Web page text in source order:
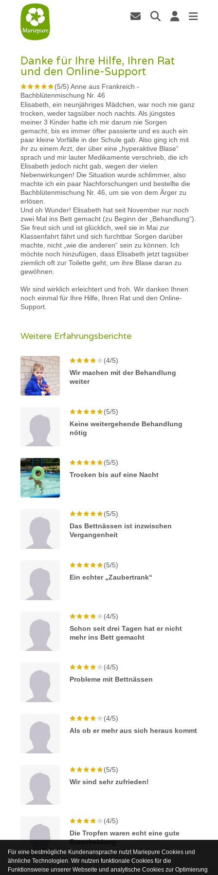
Danke für Ihre Hilfe, Ihren Rat
und den Online-Support
(5/5)Anne aus Frankreich -
Bachblütenmischung Nr. 46
Elisabeth, ein neunjähriges Mädchen, war noch nie ganz
trocken, weder tagsüber noch nachts. Als jüngstes
meiner 3 Kinder hatte ich mir darum nie Sorgen
gemacht, bis es immer öfter passierte und es auch ein
paar kleine Vorfälle in der Schule gab. Also ging ich mit
ihr zu einem Arzt, der über eine „hyperaktive Blase“
sprach und mir lauter Medikamente verschrieb, die ich
Elisabeth jedoch nicht gab, wegen der vielen
Nebenwirkungen! Die Situation wurde schlimmer, also
machte ich ein paar Nachforschungen und bestellte die
Bachblütenmischung Nr. 46, um sie von dem Ärger zu
erlösen.
Und oh Wunder! Elisabeth hat seit November nur noch
zwei Mal ins Bett gemacht (zu Beginn der „Behandlung“).
Sie freut sich und ist glücklich, weil sie in Mai zur
Klassenfahrt fährt und sich furchtbar Sorgen darüber
machte, nicht „wie die anderen“ sein zu können. Ich
möchte noch hinzufügen, dass Elisabeth jetzt tagsüber
ziemlich oft zur Toilette geht, um ihre Blase daran zu
gewöhnen.
Wir sind wirklich erleichtert und froh. Wir danken Ihnen
noch einmal für Ihre Hilfe, Ihren Rat und den Online-
Support.
Weitere Erfahrungsberichte
(4/5)
Wir machen mit der Behandlung
weiter
(5/5)
Keine weitergehende Behandlung
nötig
(5/5)
Trocken bis auf eine Nacht
(5/5)
Das Bettnässen ist inzwischen
Vergangenheit
(5/5)
Ein echter „Zaubertrank“
(4/5)
Schon seit drei Tagen hat er nicht
mehr ins Bett gemacht
(4/5)
Probleme mit Bettnässen
(4/5)
Als ob er mehr aus sich heraus kommt
(5/5)
Wir sind sehr zufrieden!
(4/5)
Die Tropfen waren echt eine gute
Entscheidung
Für eine bestmögliche Kundenansprache nutzt Mariepure Cookies und
ähnliche Technologien. Wir nutzen funktionale Cookies für die
Funktionsweise unserer Webseite und analytische Cookies zur Optimierung